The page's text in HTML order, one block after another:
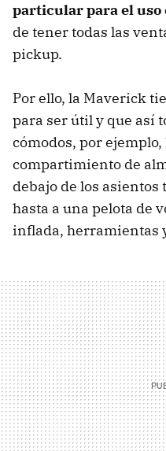
particular para el uso
de tener todas las
pickup.
Por ello, la Maverick
para ser útil y que así
cómodos, por
compartimiento de
debajo de los asientos
hasta a una pelota de
inflada, herramientas